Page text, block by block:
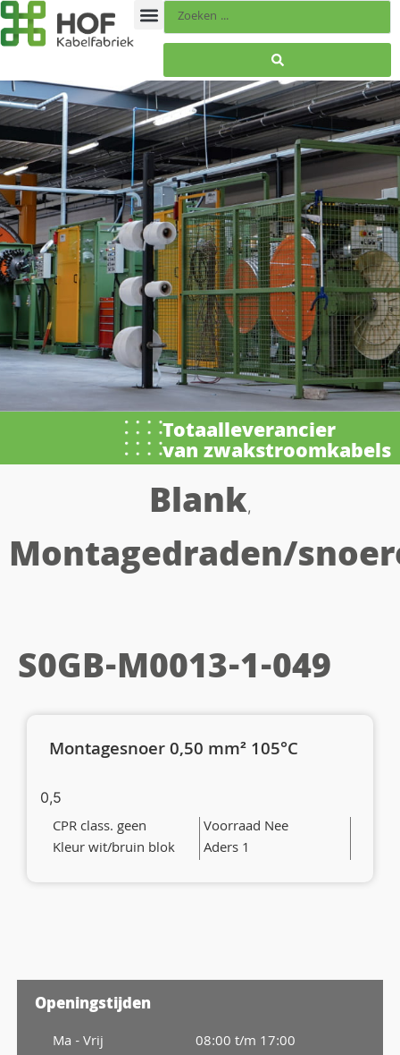
Totaalleverancier
van zwakstroomkabels
Blank,
Montagedraden/
S0GB-M0013-1-049
Montagesnoer 0,50 mm² 105°C
0,5
CPR class. geen
Voorraad Nee
Kleur wit/bruin blok
Aders 1
Openingstijden
Ma - Vrij
08:00 t/m 17:00